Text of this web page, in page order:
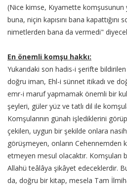
(Nice kimse, Kıyamette komşusunun
buna, niçin kapısını bana kapattığını
nimetlerden bana da vermedi"
En önemli komşu hakkı:
Yukarıdaki son hadis-i şerifte
doğru iman, Ehl-i sünnet itikadı ve
emr-i maruf yapmamak önemli bir kul
şeyleri, güler yüz ve tatlı dil ile
Komşularının günah işlediklerini
çekilen, uygun bir şekilde onlara
görüşmeyen, onların Cehennemden
etmeyen mesul olacaktır. Komşuları
Allahü teâlâya şikâyet edeceklerdir.
da, doğru bir kitap, mesela Tam